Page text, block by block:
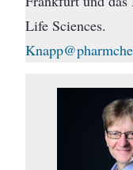
Life Sciences.